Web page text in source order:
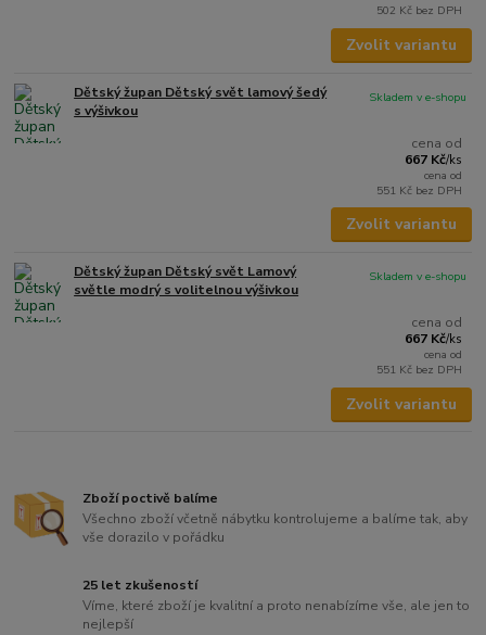
502 Kč bez DPH
Zvolit variantu
Dětský župan Dětský svět lamový šedý
s výšivkou
cena od
667 Kč/ks
cena od
551 Kč bez DPH
Skladem v e-shopu
Zvolit variantu
Dětský župan Dětský svět Lamový
světle modrý s volitelnou výšivkou
cena od
667 Kč/ks
cena od
551 Kč bez DPH
Skladem v e-shopu
Zvolit variantu
Zboží poctivě balíme
Všechno zboží včetně nábytku kontrolujeme a balíme tak, aby
vše dorazilo v pořádku
25 let zkušeností
Víme, které zboží je kvalitní a proto nenabízíme vše, ale jen to
nejlepší